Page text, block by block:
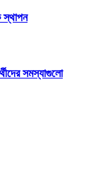
স্থাপন
সমস্যাগুলো